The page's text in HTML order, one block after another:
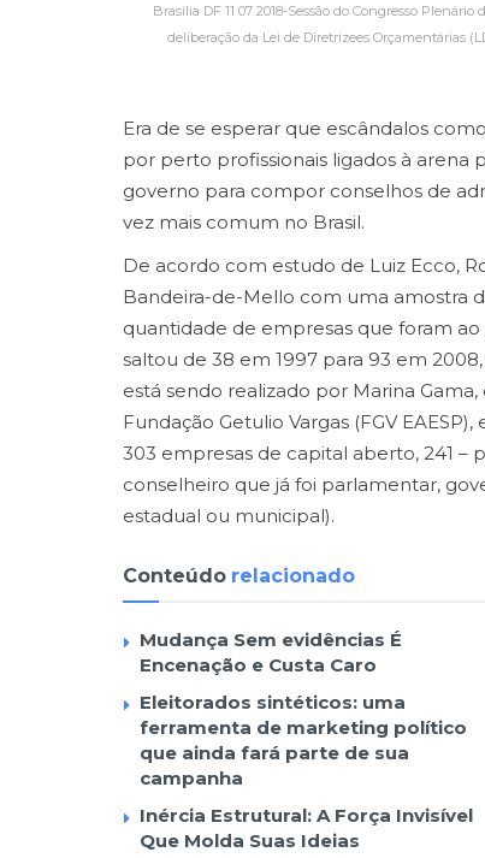
Brasilia DF 11 07 2018-Sessão do Congresso
deliberação da Lei de Diretrizees Orçamentárias
Era de se esperar que escândalos
por perto profissionais ligados à
governo para compor conselhos de
vez mais comum no Brasil.
De acordo com estudo de Luiz Ecco,
Bandeira-de-Mello com uma amostra
quantidade de empresas que foram
saltou de 38 em 1997 para 93 em
está sendo realizado por Marina
Fundação Getulio Vargas (FGV
303 empresas de capital aberto, 241
conselheiro que já foi parlamentar,
estadual ou municipal).
Conteúdo relacionado
Mudança Sem evidências É
Encenação e Custa Caro
Eleitorados sintéticos: uma
ferramenta de marketing político
que ainda fará parte de sua
campanha
Inércia Estrutural: A Força Invisível
Que Molda Suas Ideias